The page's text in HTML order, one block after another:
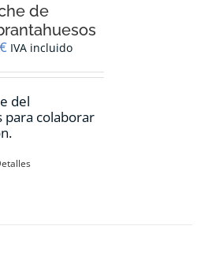
pueden
elegir
en
la
producto
de
€ IVA incluido
del
para colaborar